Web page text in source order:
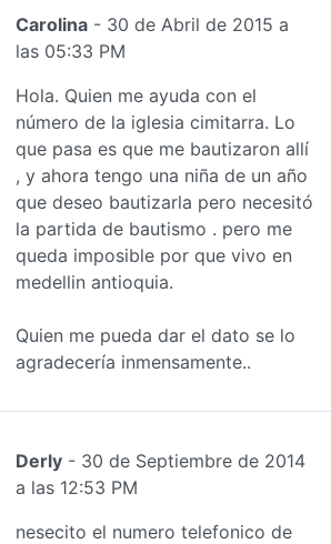
Carolina - 30 de Abril de 2015 a
las 05:33 PM
Hola. Quien me ayuda con el
número de la iglesia cimitarra. Lo
que pasa es que me bautizaron allí
, y ahora tengo una niña de un año
que deseo bautizarla pero necesitó
la partida de bautismo . pero me
queda imposible por que vivo en
medellin antioquia.
Quien me pueda dar el dato se lo
agradecería inmensamente..
Derly - 30 de Septiembre de 2014
a las 12:53 PM
nesecito el numero telefonico de